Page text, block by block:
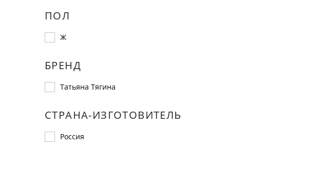
ПОЛ
Ж
БРЕНД
Татьяна Тягина
СТРАНА-ИЗГОТОВИТЕЛЬ
Россия